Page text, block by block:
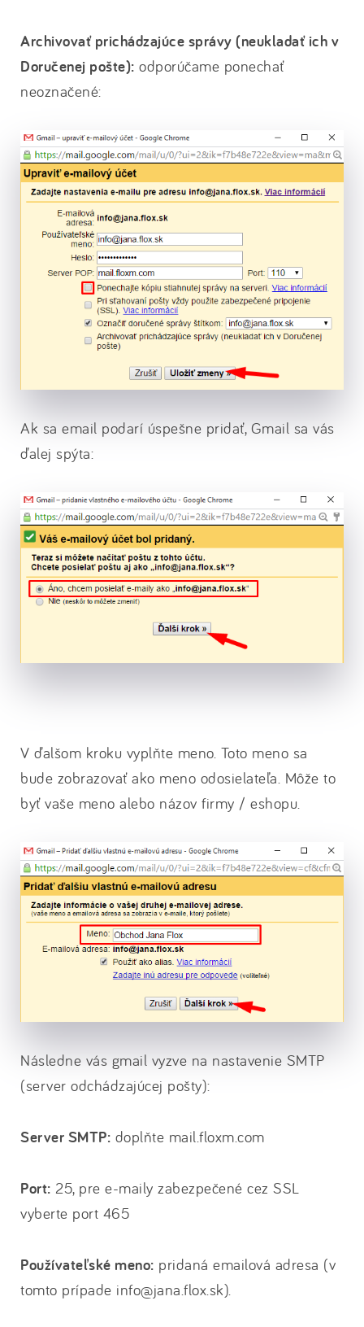
Archivovať prichádzajúce správy (neukladať ich v
Doručenej pošte): odporúčame ponechať
neoznačené:
Ak sa email podarí úspešne pridať, Gmail sa vás
ďalej spýta:
V ďalšom kroku vyplňte meno. Toto meno sa
bude zobrazovať ako meno odosielateľa. Môže to
byť vaše meno alebo názov firmy / eshopu.
Následne vás gmail vyzve na nastavenie SMTP
(server odchádzajúcej pošty):
Server SMTP: doplňte mail.floxm.com
Port: 25, pre e-maily zabezpečené cez SSL
vyberte port 465
Používateľské meno: pridaná emailová adresa (v
tomto prípade info@jana.flox.sk).